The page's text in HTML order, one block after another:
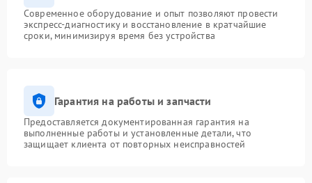
Современное оборудование и опыт позволяют провести
экспресс-диагностику и восстановление в кратчайшие
сроки, минимизируя время без устройства
Гарантия на работы и запчасти
Предоставляется документированная гарантия на
выполненные работы и установленные детали, что
защищает клиента от повторных неисправностей